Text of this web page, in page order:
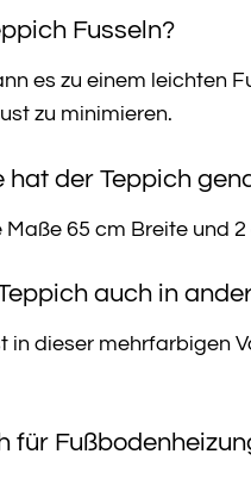
Fusseln?
es zu einem leichten
zu minimieren.
hat der Teppich
Maße 65 cm Breite und 2
auch in
in dieser mehrfarbigen
für